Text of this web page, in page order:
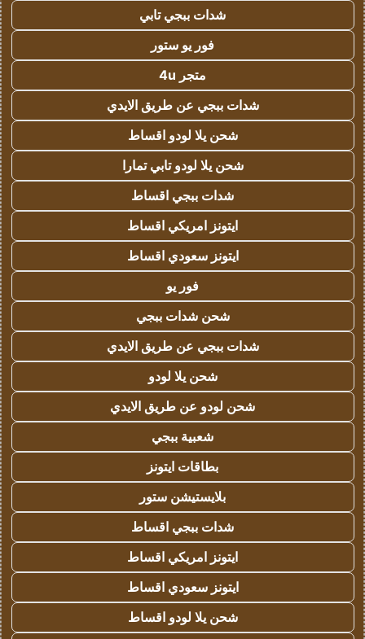
شدات ببجي تابي
فور يو ستور
متجر 4u
شدات ببجي عن طريق الايدي
شحن يلا لودو اقساط
شحن يلا لودو تابي تمارا
شدات ببجي اقساط
ايتونز امريكي اقساط
ايتونز سعودي اقساط
فور يو
شحن شدات ببجي
شدات ببجي عن طريق الايدي
شحن يلا لودو
شحن لودو عن طريق الايدي
شعبية ببجي
بطاقات ايتونز
بلايستيشن ستور
شدات ببجي اقساط
ايتونز امريكي اقساط
ايتونز سعودي اقساط
شحن يلا لودو اقساط